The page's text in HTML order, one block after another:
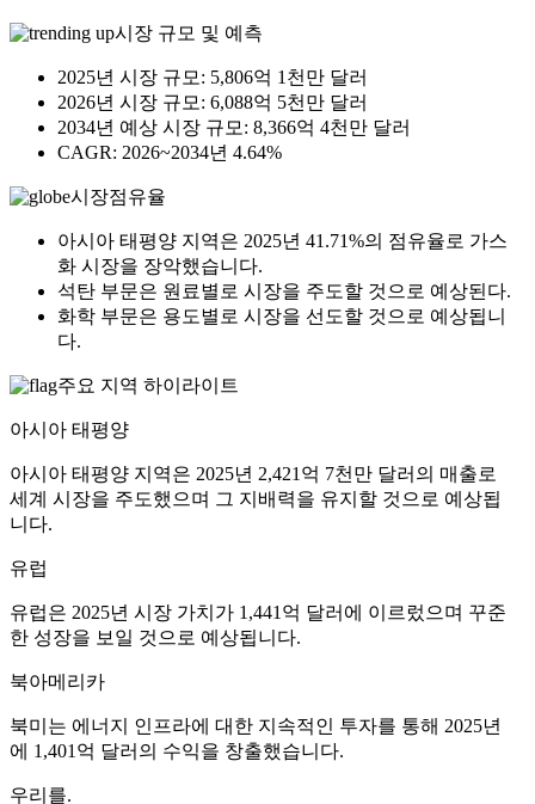
시장 규모 및 예측
2025년 시장 규모: 5,806억 1천만 달러
2026년 시장 규모: 6,088억 5천만 달러
2034년 예상 시장 규모: 8,366억 4천만 달러
CAGR: 2026~2034년 4.64%
시장점유율
아시아 태평양 지역은 2025년 41.71%의 점유율로 가스
화 시장을 장악했습니다.
석탄 부문은 원료별로 시장을 주도할 것으로 예상된다.
화학 부문은 용도별로 시장을 선도할 것으로 예상됩니
다.
주요 지역 하이라이트
아시아 태평양
아시아 태평양 지역은 2025년 2,421억 7천만 달러의 매출로
세계 시장을 주도했으며 그 지배력을 유지할 것으로 예상됩
니다.
유럽
유럽은 2025년 시장 가치가 1,441억 달러에 이르렀으며 꾸준
한 성장을 보일 것으로 예상됩니다.
북아메리카
북미는 에너지 인프라에 대한 지속적인 투자를 통해 2025년
에 1,401억 달러의 수익을 창출했습니다.
우리를.